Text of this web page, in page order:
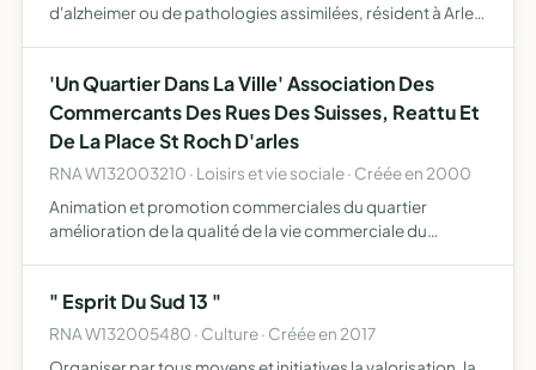
d'alzheimer ou de pathologies assimilées, résident à Arles
'Un Quartier Dans La Ville' Association Des
Commercants Des Rues Des Suisses, Reattu Et
De La Place St Roch D'arles
RNA W132003210 · Loisirs et vie sociale · Créée en 2000
Animation et promotion commerciales du quartier
amélioration de la qualité de la vie commerciale du
" Esprit Du Sud 13 "
RNA W132005480 · Culture · Créée en 2017